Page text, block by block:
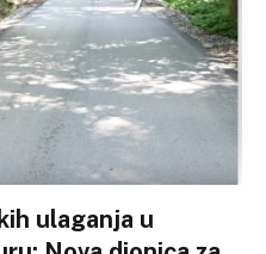
ulaganja u